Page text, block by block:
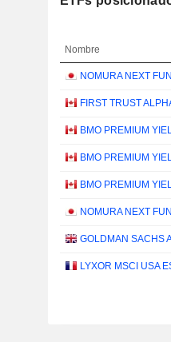
Nombre